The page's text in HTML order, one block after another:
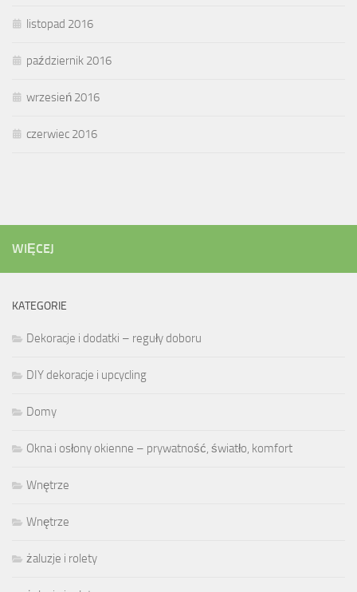
listopad 2016
październik 2016
wrzesień 2016
czerwiec 2016
WIĘCEJ
KATEGORIE
Dekoracje i dodatki – reguły doboru
DIY dekoracje i upcycling
Domy
Okna i osłony okienne – prywatność, światło, komfort
Wnętrze
Wnętrze
żaluzje i rolety